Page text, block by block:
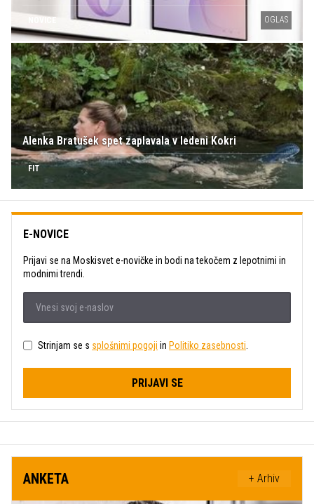
OGLAS
Alenka Bratušek spet zaplavala v ledeni Kokri
FIT
E-NOVICE
Prijavi se na Moskisvet e-novičke in bodi na tekočem z lepotnimi in
modnimi trendi.
Strinjam se s splošnimi pogoji in Politiko zasebnosti
PRIJAVI SE
ANKETA + Arhiv